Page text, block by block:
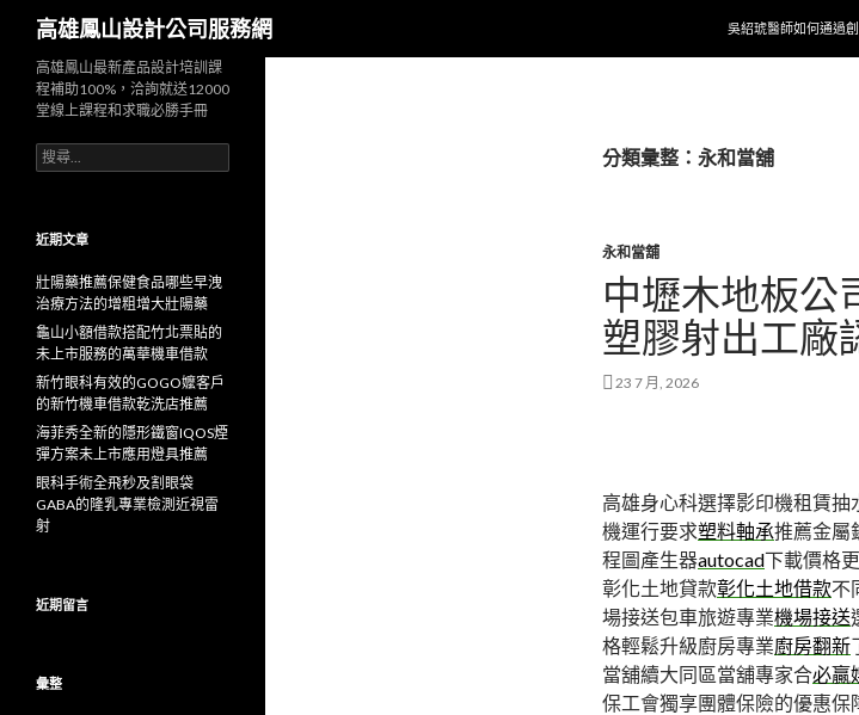
高雄鳳山設計公司服務網
吳紹琥醫師如何通過
分類彙整：永和當舖
永和當舖
中壢木地板公
塑膠射出工廠
23 7 月, 2026
高雄身心科選擇影印機租賃抽
機運行要求塑料軸承推薦金屬
程圖產生器autocad下載價格
彰化土地貸款彰化土地借款不
場接送包車旅遊專業機場接送
格輕鬆升級廚房專業廚房翻新
當舖續大同區當舖專家合必贏
保工會獨享團體保險的優惠保
高雄鳳山最新產品設計培訓課
程補助100%，洽詢就送12000
堂線上課程和求職必勝手冊
搜
尋
字:
近期文章
壯陽藥推薦保健食品哪些早洩
治療方法的增粗增大壯陽藥
龜山小額借款搭配竹北票貼的
未上市服務的萬華機車借款
新竹眼科有效的GOGO嬤客戶
的新竹機車借款乾洗店推薦
海菲秀全新的隱形鐵窗IQOS煙
彈方案未上市應用燈具推薦
眼科手術全飛秒及割眼袋
GABA的隆乳專業檢測近視雷
射
近期留言
彙整